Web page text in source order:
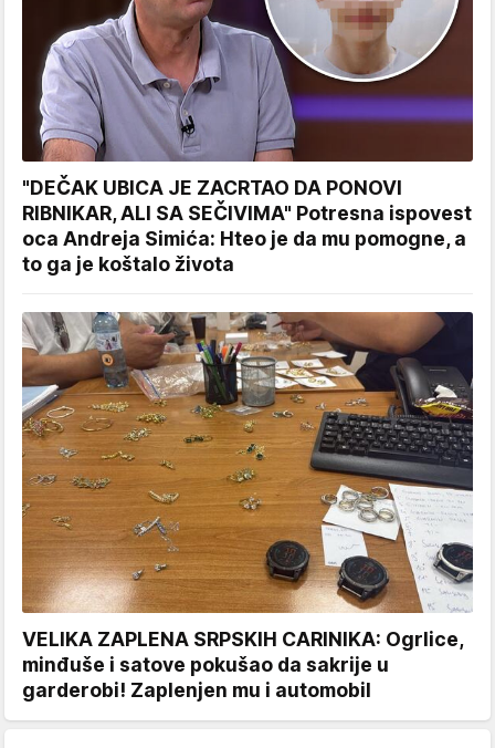
"DEČAK UBICA JE ZACRTAO DA PONOVI
RIBNIKAR, ALI SA SEČIVIMA" Potresna ispovest
oca Andreja Simića: Hteo je da mu pomogne, a
to ga je koštalo života
VELIKA ZAPLENA SRPSKIH CARINIKA: Ogrlice,
minđuše i satove pokušao da sakrije u
garderobi! Zaplenjen mu i automobil